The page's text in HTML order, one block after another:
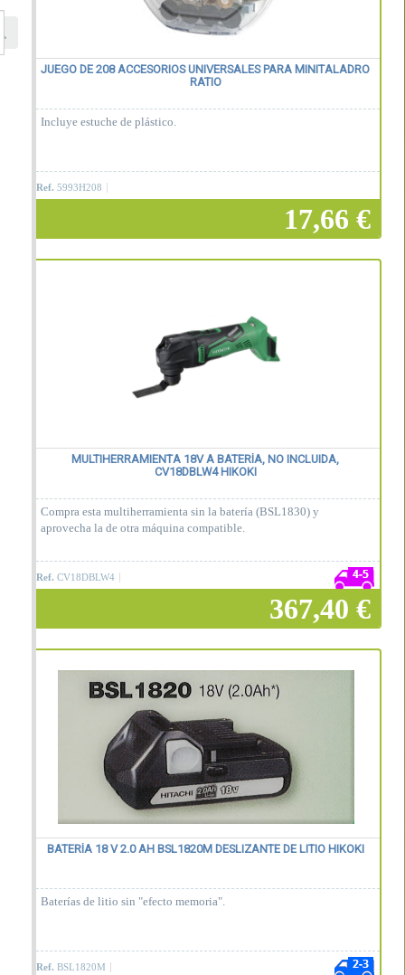
JUEGO DE 208 ACCESORIOS UNIVERSALES PARA MINITALADRO
RATIO
Incluye estuche de plástico.
Ref. 5993H208
17,66 €
MULTIHERRAMIENTA 18V A BATERÍA, NO INCLUIDA,
CV18DBLW4 HIKOKI
Compra esta multiherramienta sin la batería (BSL1830) y
aprovecha la de otra máquina compatible.
Ref. CV18DBLW4
367,40 €
Añadir a la cesta
BATERÍA 18 V 2.0 AH BSL1820M DESLIZANTE DE LITIO HIKOKI
Baterías de litio sin "efecto memoria".
Ref. BSL1820M